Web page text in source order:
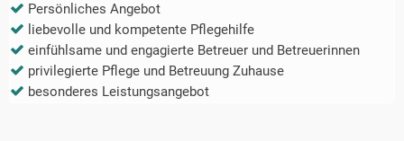
Persönliches Angebot
liebevolle und kompetente Pflegehilfe
einfühlsame und engagierte Betreuer und Betreuerinnen
privilegierte Pflege und Betreuung Zuhause
besonderes Leistungsangebot